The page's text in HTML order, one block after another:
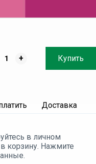
+ Купить
Доставка
в личном
корзину. Нажмите